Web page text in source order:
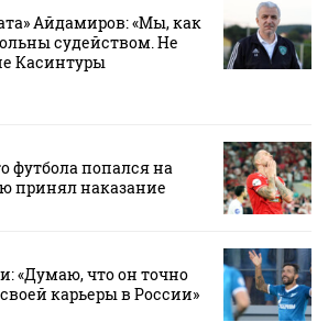
Айдамиров: «Мы, как
судейством. Не
Касинтуры
футбола попался на
принял наказание
«Думаю, что он точно
карьеры в России»